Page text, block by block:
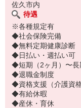
佐久市内
待遇
※各種規定有
◆社会保険完備
◆無料定期健康診断
◆日払い・週払い可
◆短期（2ヶ月）〜長
◆退職金制度
◆資格支援（介護資格
◆有給休暇
◆産休・育休